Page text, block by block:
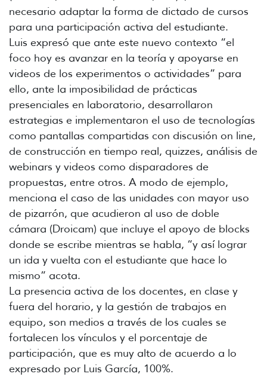
necesario adaptar la forma de dictado de cursos
para una participación activa del estudiante.
Luis expresó que ante este nuevo contexto “el
foco hoy es avanzar en la teoría y apoyarse en
videos de los experimentos o actividades” para
ello, ante la imposibilidad de prácticas
presenciales en laboratorio, desarrollaron
estrategias e implementaron el uso de tecnologías
como pantallas compartidas con discusión on line,
de construcción en tiempo real, quizzes, análisis de
webinars y videos como disparadores de
propuestas, entre otros. A modo de ejemplo,
menciona el caso de las unidades con mayor uso
de pizarrón, que acudieron al uso de doble
cámara (Droicam) que incluye el apoyo de blocks
donde se escribe mientras se habla, “y así lograr
un ida y vuelta con el estudiante que hace lo
mismo” acota.
La presencia activa de los docentes, en clase y
fuera del horario, y la gestión de trabajos en
equipo, son medios a través de los cuales se
fortalecen los vínculos y el porcentaje de
participación, que es muy alto de acuerdo a lo
expresado por Luis García, 100%.